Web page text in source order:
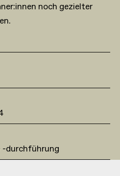
noch gezielter
-durchführung